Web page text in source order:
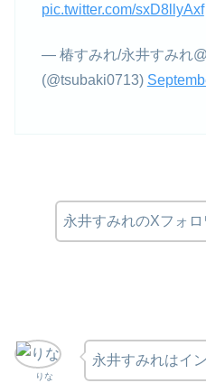
pic.twitter.com/sxD8llyAxf
— 椿すみれ/永井すみれ
(@tsubaki0713)
永井すみれのXフォロ
りな
永井すみれはイ